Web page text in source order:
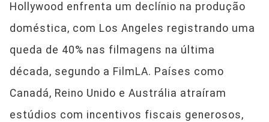
Hollywood enfrenta um declínio na produção
doméstica, com Los Angeles registrando uma
queda de 40% nas filmagens na última
década, segundo a FilmLA. Países como
Canadá, Reino Unido e Austrália atraíram
estúdios com incentivos fiscais generosos,